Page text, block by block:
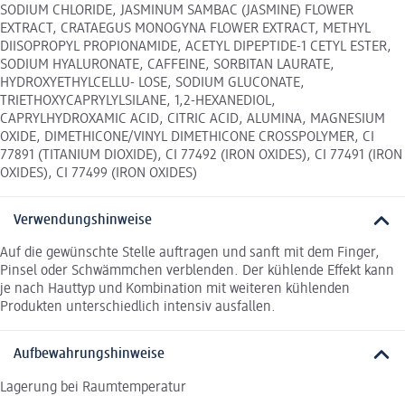
SODIUM CHLORIDE, JASMINUM SAMBAC (JASMINE) FLOWER
EXTRACT, CRATAEGUS MONOGYNA FLOWER EXTRACT, METHYL
DIISOPROPYL PROPIONAMIDE, ACETYL DIPEPTIDE-1 CETYL ESTER,
SODIUM HYALURONATE, CAFFEINE, SORBITAN LAURATE,
HYDROXYETHYLCELLU- LOSE, SODIUM GLUCONATE,
TRIETHOXYCAPRYLYLSILANE, 1,2-HEXANEDIOL,
CAPRYLHYDROXAMIC ACID, CITRIC ACID, ALUMINA, MAGNESIUM
OXIDE, DIMETHICONE/VINYL DIMETHICONE CROSSPOLYMER, CI
77891 (TITANIUM DIOXIDE), CI 77492 (IRON OXIDES), CI 77491 (IRON
OXIDES), CI 77499 (IRON OXIDES)
Verwendungshinweise
Auf die gewünschte Stelle auftragen und sanft mit dem Finger,
Pinsel oder Schwämmchen verblenden. Der kühlende Effekt kann
je nach Hauttyp und Kombination mit weiteren kühlenden
Produkten unterschiedlich intensiv ausfallen.
Aufbewahrungshinweise
Lagerung bei Raumtemperatur